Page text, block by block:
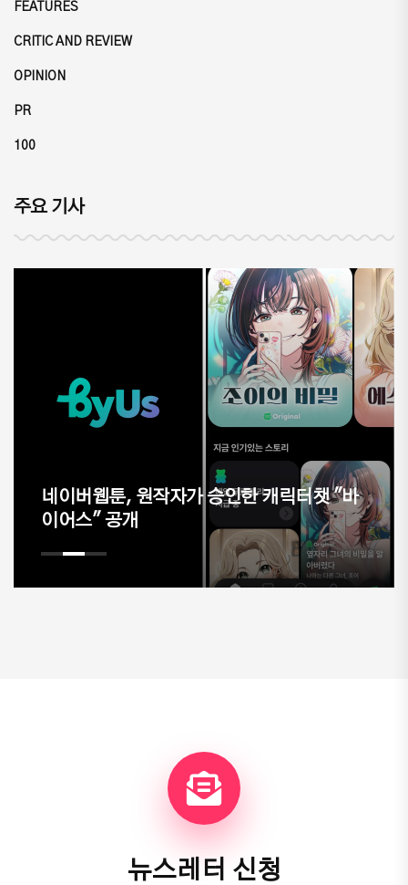
FEATURES
CRITIC AND REVIEW
OPINION
PR
100
주요 기사
⟨나 혼자만 레벨업⟩ 극장판 제작 확정
뉴스레터 신청